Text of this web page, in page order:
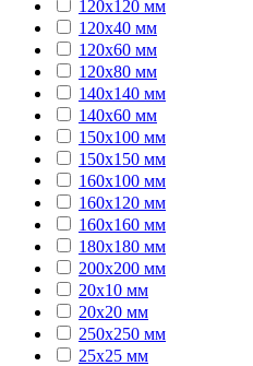
120х120 мм
120х40 мм
120х60 мм
120х80 мм
140х140 мм
140х60 мм
150х100 мм
150х150 мм
160х100 мм
160х120 мм
160х160 мм
180х180 мм
200х200 мм
20х10 мм
20х20 мм
250х250 мм
25х25 мм